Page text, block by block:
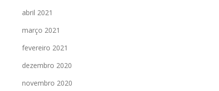
abril 2021
março 2021
fevereiro 2021
dezembro 2020
novembro 2020